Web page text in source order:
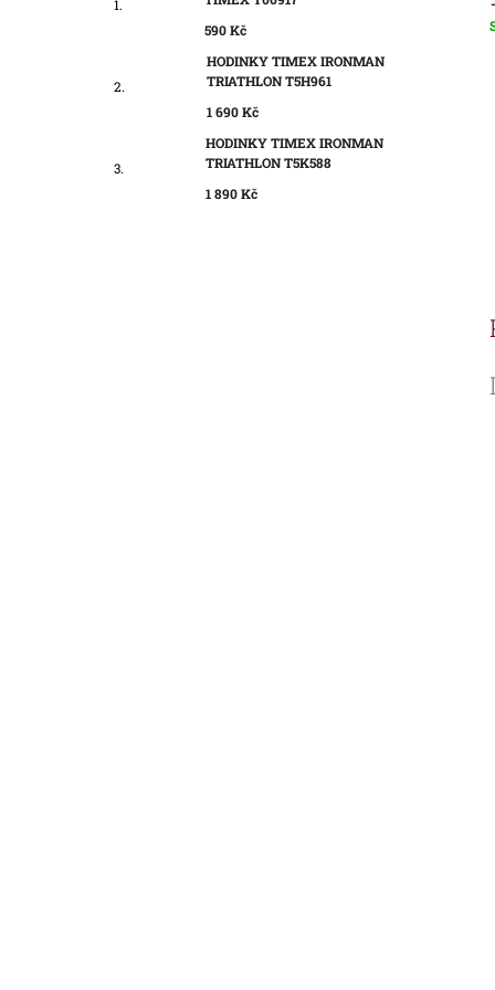
590 Kč
HODINKY TIMEX IRONMAN
TRIATHLON T5H961
1 690 Kč
HODINKY TIMEX IRONMAN
TRIATHLON T5K588
1 890 Kč